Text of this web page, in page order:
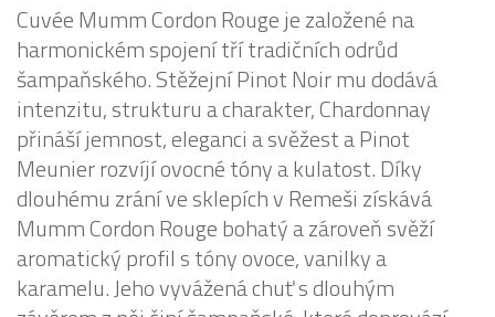
Cuvée Mumm Cordon Rouge je založené na
harmonickém spojení tří tradičních odrůd
šampaňského. Stěžejní Pinot Noir mu dodává
intenzitu, strukturu a charakter, Chardonnay
přináší jemnost, eleganci a svěžest a Pinot
Meunier rozvíjí ovocné tóny a kulatost. Díky
dlouhému zrání ve sklepích v Remeši získává
Mumm Cordon Rouge bohatý a zároveň svěží
aromatický profil s tóny ovoce, vanilky a
karamelu. Jeho vyvážená chuť s dlouhým